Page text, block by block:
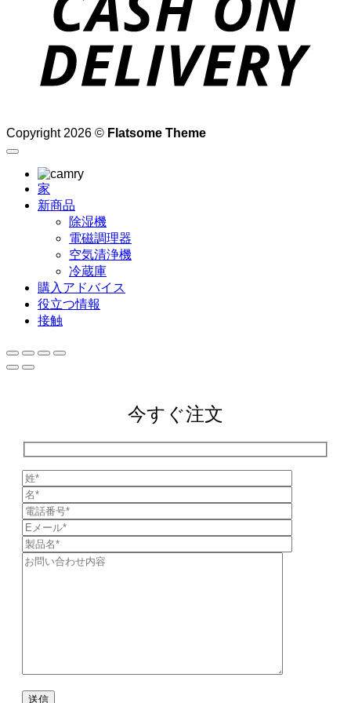
Copyright 2026 © Flatsome Theme
家
新商品
除湿機
電磁調理器
空気清浄機
冷蔵庫
購入アドバイス
役立つ情報
接触
今すぐ注文